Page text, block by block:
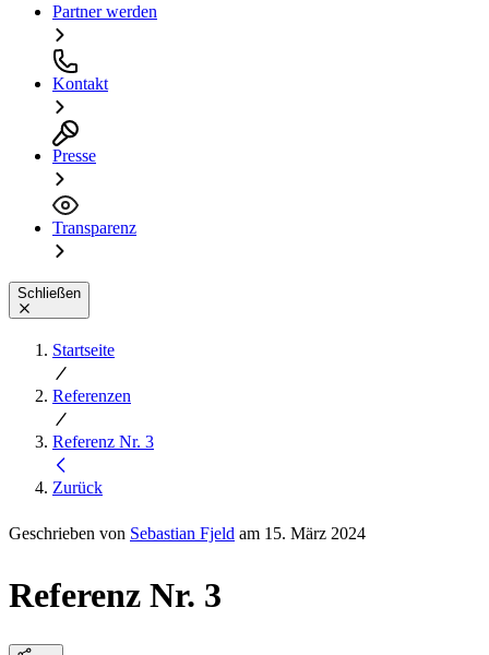
Partner werden
Kontakt
Presse
Transparenz
Schließen
Startseite
Referenzen
Referenz Nr. 3
Zurück
Geschrieben von Sebastian Fjeld am 15. März 2024
Referenz Nr. 3